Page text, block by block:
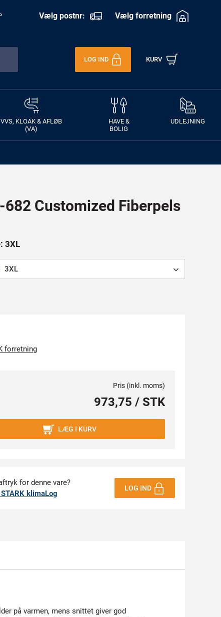
Vælg postnr: Vælg forretning
LOG IND KURV
VVS, KLOAK & AFLØB
(VA)
HAVE &
BOLIG
UDLEJNING
682 Customized Fiberpels
3XL
3XL
forretning
Pris (inkl. moms)
973,75 / STK
LÆG I KURV
for denne vare?
klimaLog
LOG IND
på varmen, mens snittet giver god